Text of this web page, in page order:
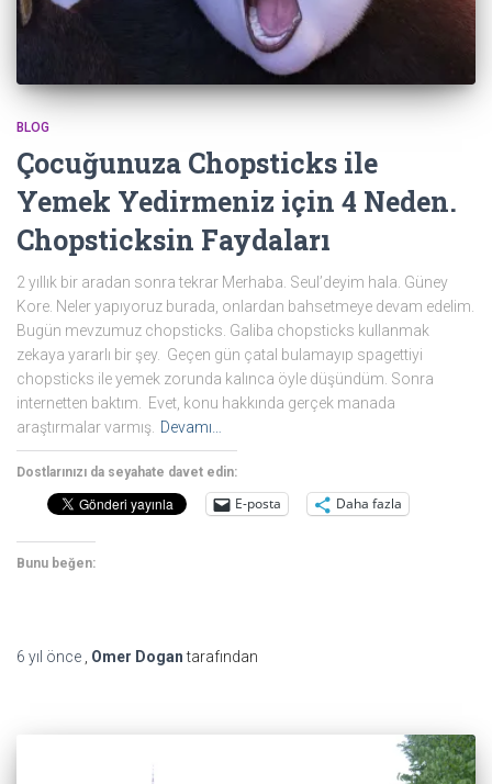
BLOG
Çocuğunuza Chopsticks ile
Yemek Yedirmeniz için 4 Neden.
Chopsticksin Faydaları
2 yıllık bir aradan sonra tekrar Merhaba. Seul’deyim hala. Güney
Kore. Neler yapıyoruz burada, onlardan bahsetmeye devam edelim.
Bugün mevzumuz chopsticks. Galiba chopsticks kullanmak
zekaya yararlı bir şey. Geçen gün çatal bulamayıp spagettiyi
chopsticks ile yemek zorunda kalınca öyle düşündüm. Sonra
internetten baktım. Evet, konu hakkında gerçek manada
araştırmalar varmış.
Devamı…
Dostlarınızı da seyahate davet edin:
E-posta Daha fazla
Bunu beğen:
6 yıl önce Omer Dogantarafından